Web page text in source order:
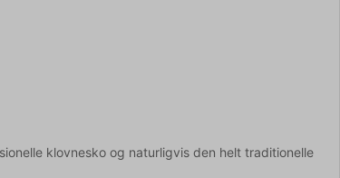
klovnesko og naturligvis den helt traditionelle